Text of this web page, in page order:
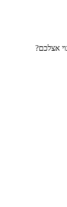
אצלכם?